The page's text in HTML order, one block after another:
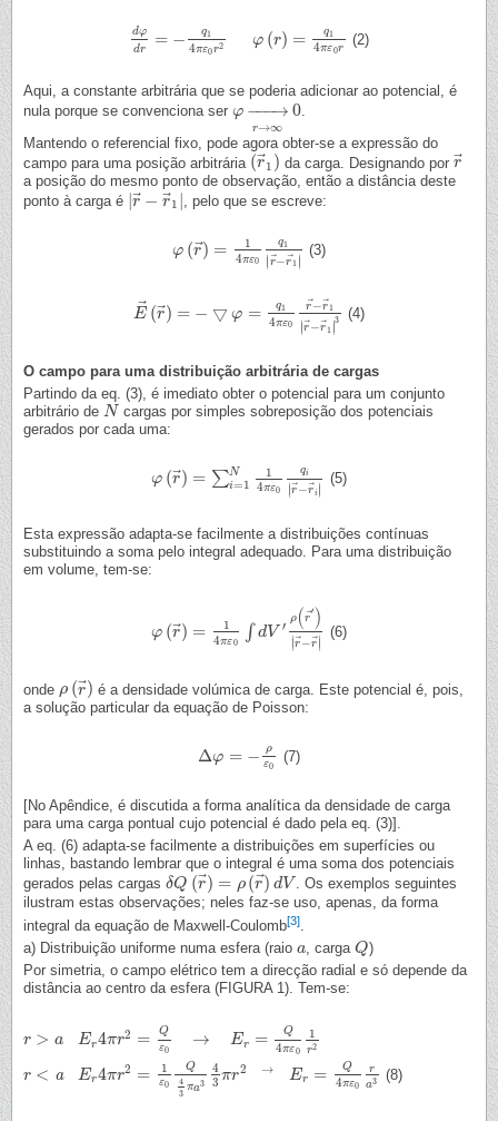
dφ
dr = − q1
4πε0r2 φ (r) = q1
4πε0r
dφd r=−q14πε0r r)= q14 πε 0r (2)
Aqui, a constante arbitrária que se poderia adicionar ao potencial, é
nula porque se convenciona ser φ − →
−−
r→∞
0
φ→r→∞0
.
Mantendo o referencial fixo, pode agora obter-se a expressão do
campo para uma posição arbitrária (r⃗1 )
(r→ 1 )da carga. Designando porr
r→
a posição do mesmo ponto de observação, então a distância deste
ponto à carga é r ⃗− r⃗1
r→− r→ 1| , pelo que se escreve:
φ (r⃗
) =
1
4πε0
q1
∣∣ r⃗−r⃗1 ∣∣
φ( r→) =14 πε0q1|r→− r→1
(3)
E⃗ (r⃗
) = − ▽ φ = q1
4πε0
r⃗−r⃗1
∣r ⃗
−r⃗1 ∣3
E→(r →)= −▽φ=q1 4π ε0r→ −r→1|r →−
(4)
O campo para uma distribuição arbitrária de cargas
Partindo da eq. (3), é imediato obter o potencial para um conjunto
arbitrário de N
N cargas por simples sobreposição dos potenciais
gerados por cada uma:
φ (r⃗
) = ∑N
i=1
1
4πε0
qi
∣r ⃗
−r ⃗i∣
φ( r→) =∑ =1N14 πε0q i|r→−r →i|
(5)
Esta expressão adapta-se facilmente a distribuições contínuas
substituindo a soma pelo integral adequado. Para uma distribuição
em volume, tem-se:
φ (r⃗
) =
1
4πε0 ∫ dV ′
ρ (r⃗′ )
∣∣r ⃗−r ⃗∣∣
φ( r→) =14 πε0∫ dV′ρ(r →′)|r→−r→
(6)
onde ρ (r⃗
)
ρ( r→) é a densidade volúmica de carga. Este potencial é, pois,
a solução particular da equação de Poisson:
Δφ = −
ρ
ε0
Δφ= −ρ ε0 (7)
[No Apêndice, é discutida a forma analítica da densidade de carga
para uma carga pontual cujo potencial é dado pela eq. (3)].
A eq. (6) adapta-se facilmente a distribuições em superfícies ou
linhas, bastando lembrar que o integral é uma soma dos potenciais
gerados pelas cargas δQ (r⃗
) = ρ (r⃗
) dV
δQ( r→ ) =ρ( →)d V
. Os exemplos seguintes
ilustram estas observações; neles faz-se uso, apenas, da forma
integral da equação de Maxwell-Coulomb[3].
a) Distribuição uniforme numa esfera (raio a
a, cargaQ
Q )
Por simetria, o campo elétrico tem a direcção radial e só depende da
distância ao centro da esfera (FIGURA 1). Tem-se:
r > a Er4πr2 =
Q
ε0
→ Er = Q
4πε0
1
r2
r> aE r4 r2=Qε0→ Er =Q ε01
r < a Er4πr2 = 1
ε0
Q
4
3
πa3
4
3 πr2 → Er = Q
4πε0
r
a3
r< aE r4 r2=1ε0Q 43π a3 43πr2 →Er= 4π 0ra3 (8)